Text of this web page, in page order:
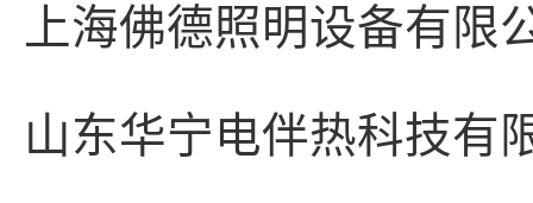
上海佛德照明设备有限
山东华宁电伴热科技有